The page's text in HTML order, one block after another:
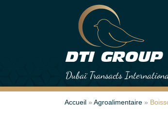
DTI GROUP
Dubaï Transacts
Accueil » Agroalimentaire »